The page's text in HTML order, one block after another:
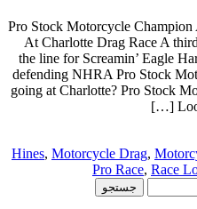
Pro Stock Motorcycle
At Charlotte Drag Race A
the line for Screamin’ Eagle
defending NHRA Pro Stock
going at Charlotte? Pro Stock
Hines, Motorcycle Drag,
Pro Race, Race